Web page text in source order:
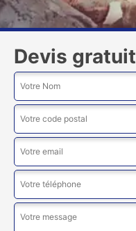
Devis gratuit